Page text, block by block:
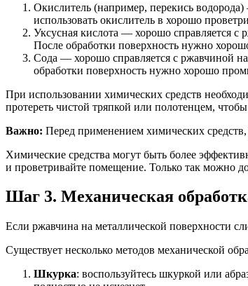
Окислитель (например, перекись
использовать окислитель в хорошо
Уксусная кислота — хорошо справляется с
После обработки поверхность нужно
Сода — хорошо справляется с ржавчиной на
обработки поверхность нужно хорошо
При использовании химических средств
протереть чистой тряпкой или полотенцем,
Важно: Перед применением химических средств,
Химические средства могут быть более
и проветривайте помещение. Только так можно
Шаг 3. Механическая
Если ржавчина на металлической поверхности
Существует несколько методов механической
Шкурка: воспользуйтесь шкуркой или